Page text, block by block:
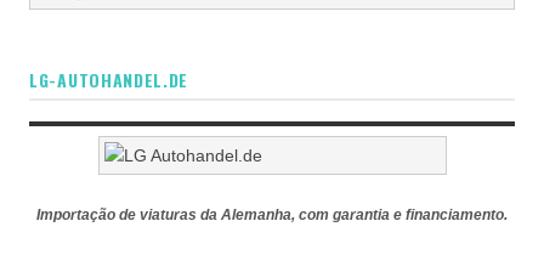
LG-AUTOHANDEL.DE
Importação de viaturas da Alemanha, com garantia e financiamento.